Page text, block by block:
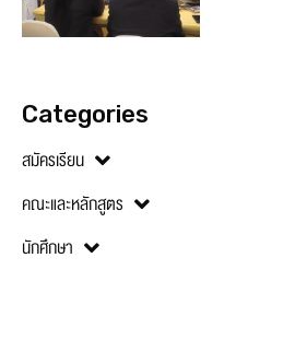
Categories
สมัครเรียน
คณะและหลักสูตร
นักศึกษา